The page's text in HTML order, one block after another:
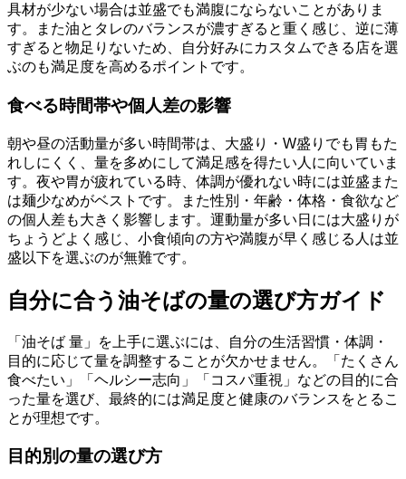
具材が少ない場合は並盛でも満腹にならないことがありま
す。また油とタレのバランスが濃すぎると重く感じ、逆に薄
すぎると物足りないため、自分好みにカスタムできる店を選
ぶのも満足度を高めるポイントです。
食べる時間帯や個人差の影響
朝や昼の活動量が多い時間帯は、大盛り・W盛りでも胃もた
れしにくく、量を多めにして満足感を得たい人に向いていま
す。夜や胃が疲れている時、体調が優れない時には並盛また
は麺少なめがベストです。また性別・年齢・体格・食欲など
の個人差も大きく影響します。運動量が多い日には大盛りが
ちょうどよく感じ、小食傾向の方や満腹が早く感じる人は並
盛以下を選ぶのが無難です。
自分に合う油そばの量の選び方ガイド
「油そば 量」を上手に選ぶには、自分の生活習慣・体調・
目的に応じて量を調整することが欠かせません。「たくさん
食べたい」「ヘルシー志向」「コスパ重視」などの目的に合
った量を選び、最終的には満足度と健康のバランスをとるこ
とが理想です。
目的別の量の選び方